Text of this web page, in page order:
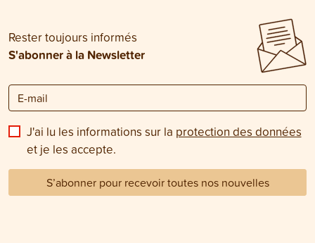
Rester toujours informés
S'abonner à la Newsletter
J'ai lu les informations sur la protection des données
et je les accepte.
S’abonner pour recevoir toutes nos nouvelles